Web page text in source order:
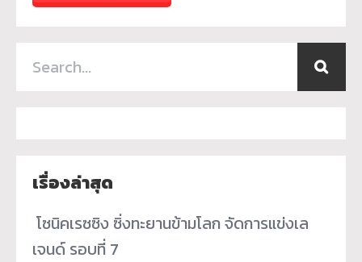
เรื่องล่าสุด
­ โซนิคเรซซิง ซิ่งทะยานข้ามโลก จัดการแข่งเล
เจนด์ รอบที่ 7